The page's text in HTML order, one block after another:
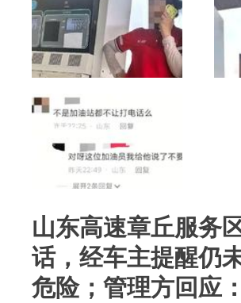
山东高速章丘服务
话，经车主提醒仍
危险；管理方回应